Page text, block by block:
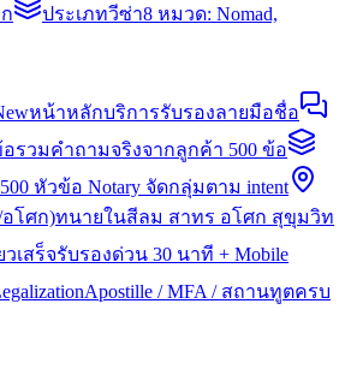
ประเภทวีซ่า8 หมวด: Nomad,
หน้าหลักบริการรับรองลายมือชื่อ
อรวมคำถามจริงจากลูกค้า 500 ข้อ
500 หัวข้อ Notary จัดกลุ่มตาม intent
อโศก)ทนายในสีลม สาทร อโศก สุขุมวิท
เสร็จรับรองด่วน 30 นาที + Mobile
Apostille / MFA / สถานทูตครบ